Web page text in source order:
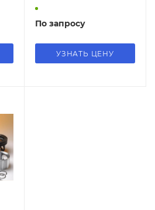
По запросу
УЗНАТЬ ЦЕНУ